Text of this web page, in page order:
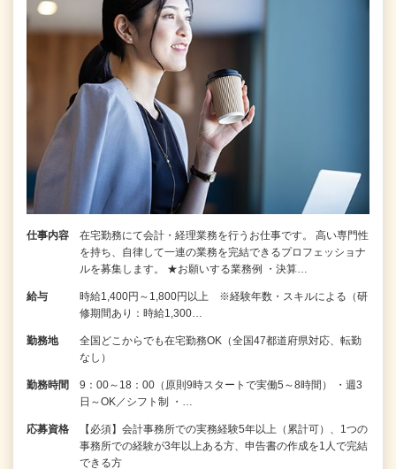
仕事内容
在宅勤務にて会計・経理業務を行うお仕事です。 高い専門性
を持ち、自律して一連の業務を完結できるプロフェッショナ
ルを募集します。 ★お願いする業務例 ・決算…
給与
時給1,400円～1,800円以上 ※経験年数・スキルによる（研
修期間あり：時給1,300…
勤務地
全国どこからでも在宅勤務OK（全国47都道府県対応、転勤
なし）
勤務時間
9：00～18：00（原則9時スタートで実働5～8時間） ・週3
日～OK／シフト制 ・…
応募資格
【必須】会計事務所での実務経験5年以上（累計可）、1つの
事務所での経験が3年以上ある方、申告書の作成を1人で完結
できる方